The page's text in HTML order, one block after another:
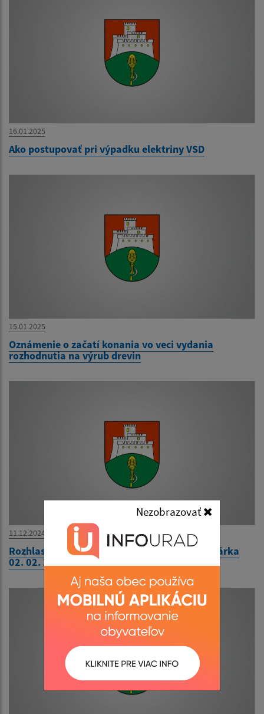
Nezobrazovať
16.01.2025
Ako postupovať pri výpadku elektriny VSD
15.01.2025
Oznámenie o začatí konania vo veci vydania
rozhodnutia na výrub drevin
11.12.2024
Rozhlasová relácia Kroniky a ocenená kronikárka
02. 02. 2021, R.Regina